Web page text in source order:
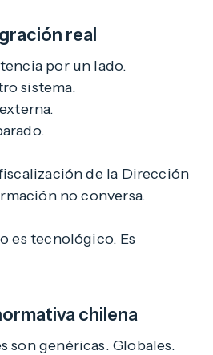
real
por un lado.
sistema.
de la Dirección
no conversa.
es tecnológico. Es
chilena
son genéricas. Globales.